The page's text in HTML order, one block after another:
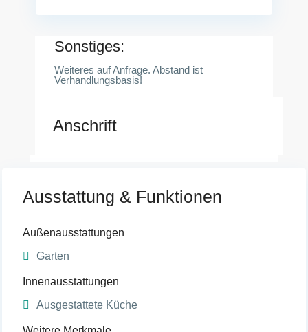
Sonstiges:
Weiteres auf Anfrage. Abstand ist
Verhandlungsbasis!
Anschrift
Ausstattung & Funktionen
Außenausstattungen
Garten
Innenausstattungen
Ausgestattete Küche